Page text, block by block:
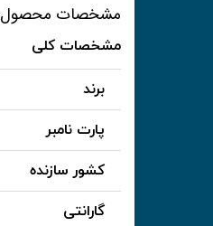
مشخصات محصول
مشخصات کلی
برند
پارت نامبر
کشور سازنده
گارانتی